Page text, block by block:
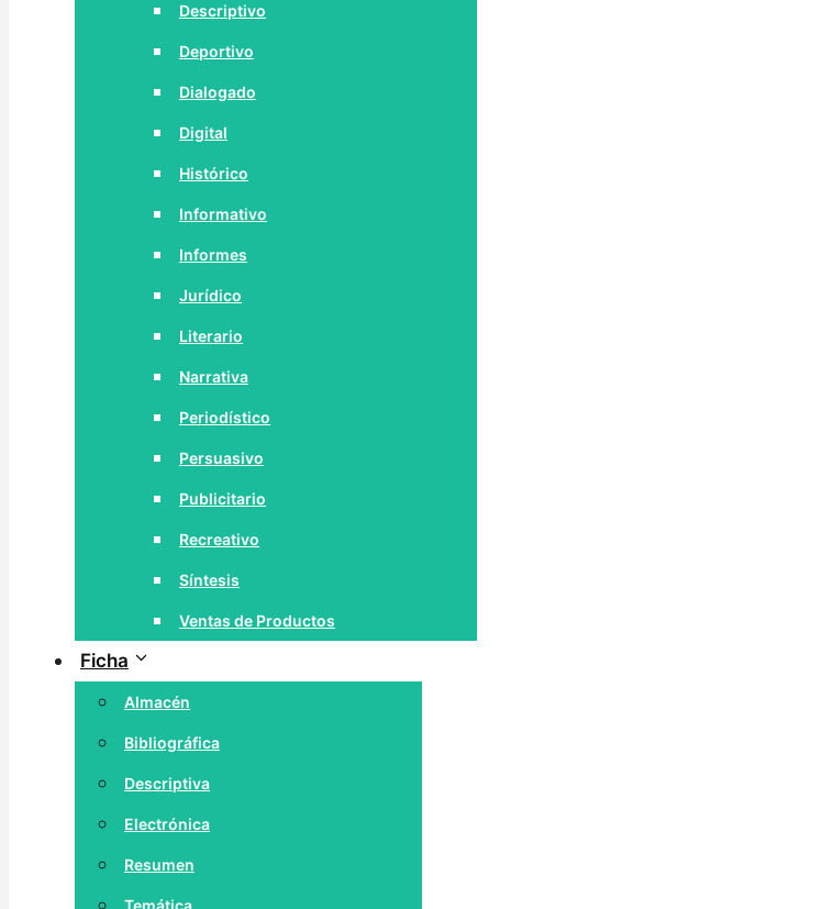
Descriptivo
Deportivo
Dialogado
Digital
Histórico
Informativo
Informes
Jurídico
Literario
Narrativa
Periodístico
Persuasivo
Publicitario
Recreativo
Síntesis
Ventas de Productos
Ficha
Almacén
Bibliográfica
Descriptiva
Electrónica
Resumen
Temática